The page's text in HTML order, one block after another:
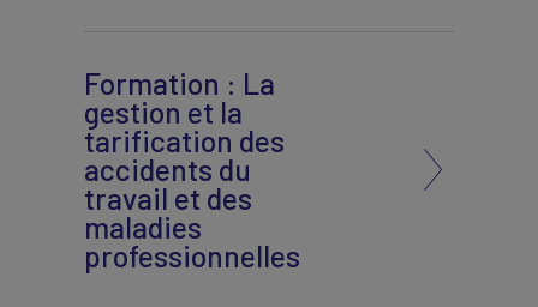
Formation : La
gestion et la
tarification des
accidents du
travail et des
maladies
professionnelles